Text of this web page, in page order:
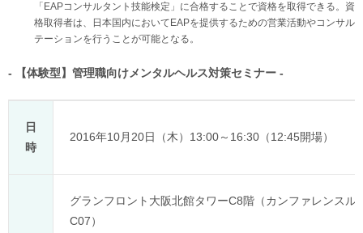
「EAPコンサルタント技能検定」に合格することで資格を取得できる。資
格取得者は、日本国内においてEAPを提供するための営業活動やコンサル
テーションを行うことが可能となる。
- 【体験型】管理職向けメンタルヘルス対策セミナー -
日
時
2016年10月20日（木）13:00～16:30（12:45開場）
グランフロント大阪北館タワーC8階（カンファレンスル
C07）